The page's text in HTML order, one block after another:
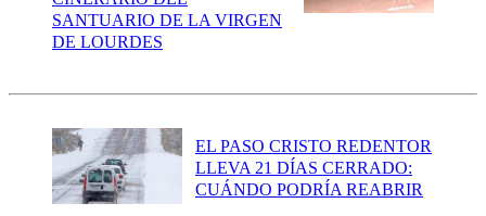
SANTUARIO DE LA VIRGEN
DE LOURDES
EL PASO CRISTO REDENTOR
LLEVA 21 DÍAS CERRADO:
CUÁNDO PODRÍA REABRIR